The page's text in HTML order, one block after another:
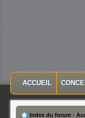
MENU PRINCIPAL
ACCUEIL
Index du forum ‹